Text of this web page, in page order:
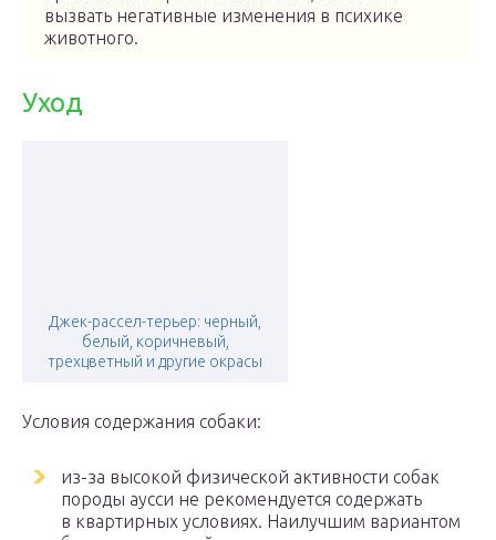
вызвать негативные изменения в психике
животного.
Уход
Джек-рассел-терьер: черный,
белый, коричневый,
трехцветный и другие окрасы
Условия содержания собаки:
из-за высокой физической активности собак
породы аусси не рекомендуется содержать
в квартирных условиях. Наилучшим вариантом